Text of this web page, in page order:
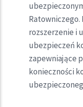
Ratowniczego.
rozszerzenie i
ubezpieczeń
zapewniające
konieczności